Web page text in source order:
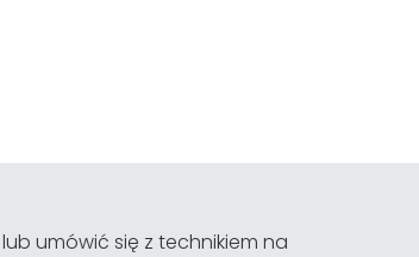
umówić się z technikiem na